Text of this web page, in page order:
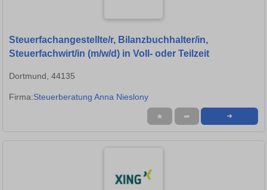
Steuerfachangestellte/r, Bilanzbuchhalter/in,
Steuerfachwirt/in (m/w/d) in Voll- oder Teilzeit
Dortmund, 44135
Firma:Steuerberatung Anna Nieslony
★ ➦ ➜